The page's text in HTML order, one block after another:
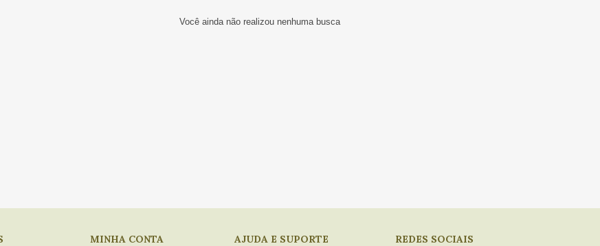
Você ainda não realizou nenhuma busca
MINHA CONTA AJUDA E SUPORTE REDES SOCIAIS